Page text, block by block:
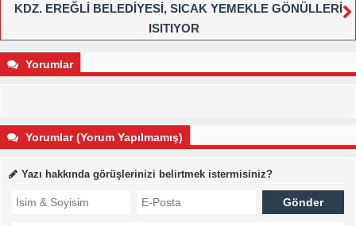
KDZ. EREĞLİ BELEDİYESİ, SICAK YEMEKLE GÖNÜLLERİ
ISITIYOR
Yorumlar
Yorumlar (Yorum Yapılmamış)
Yazı hakkında görüşlerinizi belirtmek istermisiniz?